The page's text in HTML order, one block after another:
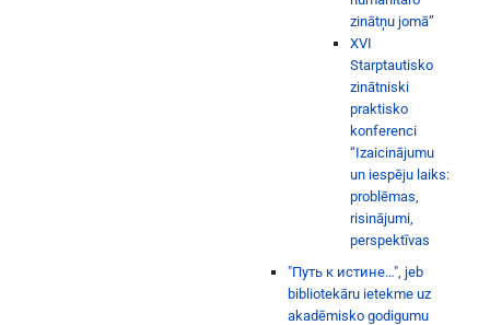
zinātņu jomā”
XVI
Starptautisko
zinātniski
praktisko
konferenci
“Izaicinājumu
un iespēju laiks:
problēmas,
risinājumi,
perspektīvas
"Путь к истине…", jeb
bibliotekāru ietekme uz
akadēmisko godigumu